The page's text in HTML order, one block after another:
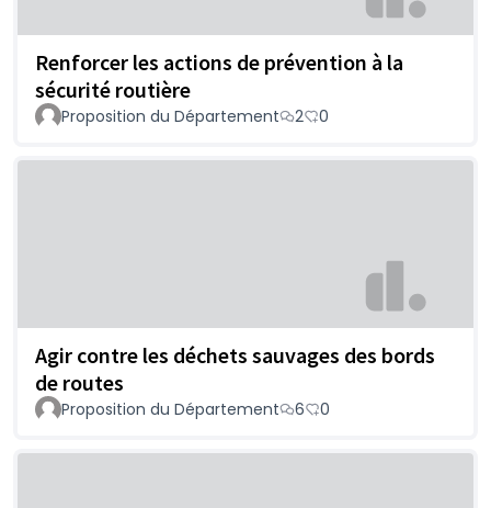
Renforcer les actions de prévention à la
sécurité routière
Proposition du Département 2 0
Agir contre les déchets sauvages des bords
de routes
Proposition du Département 6 0